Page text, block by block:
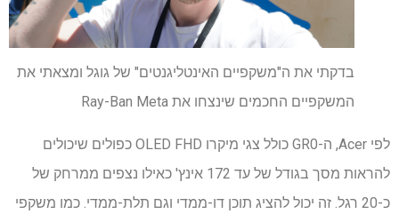
בדקתי את ה"משקפיים האינטליגנטים" של גוגל ומצאתי את
המשקפיים החכמים שינצחו את Ray-Ban Meta
לפי Acer, ה-GR0 כולל צגי מיקרו OLED FHD כפולים שיכולים
להראות מסך בגודל של עד 172 אינץ' כאילו נצפים ממרחק של
כ-20 רגל. זה יכול להציג תוכן דו-ממדי וגם תלת-ממדי. כמו משקפי